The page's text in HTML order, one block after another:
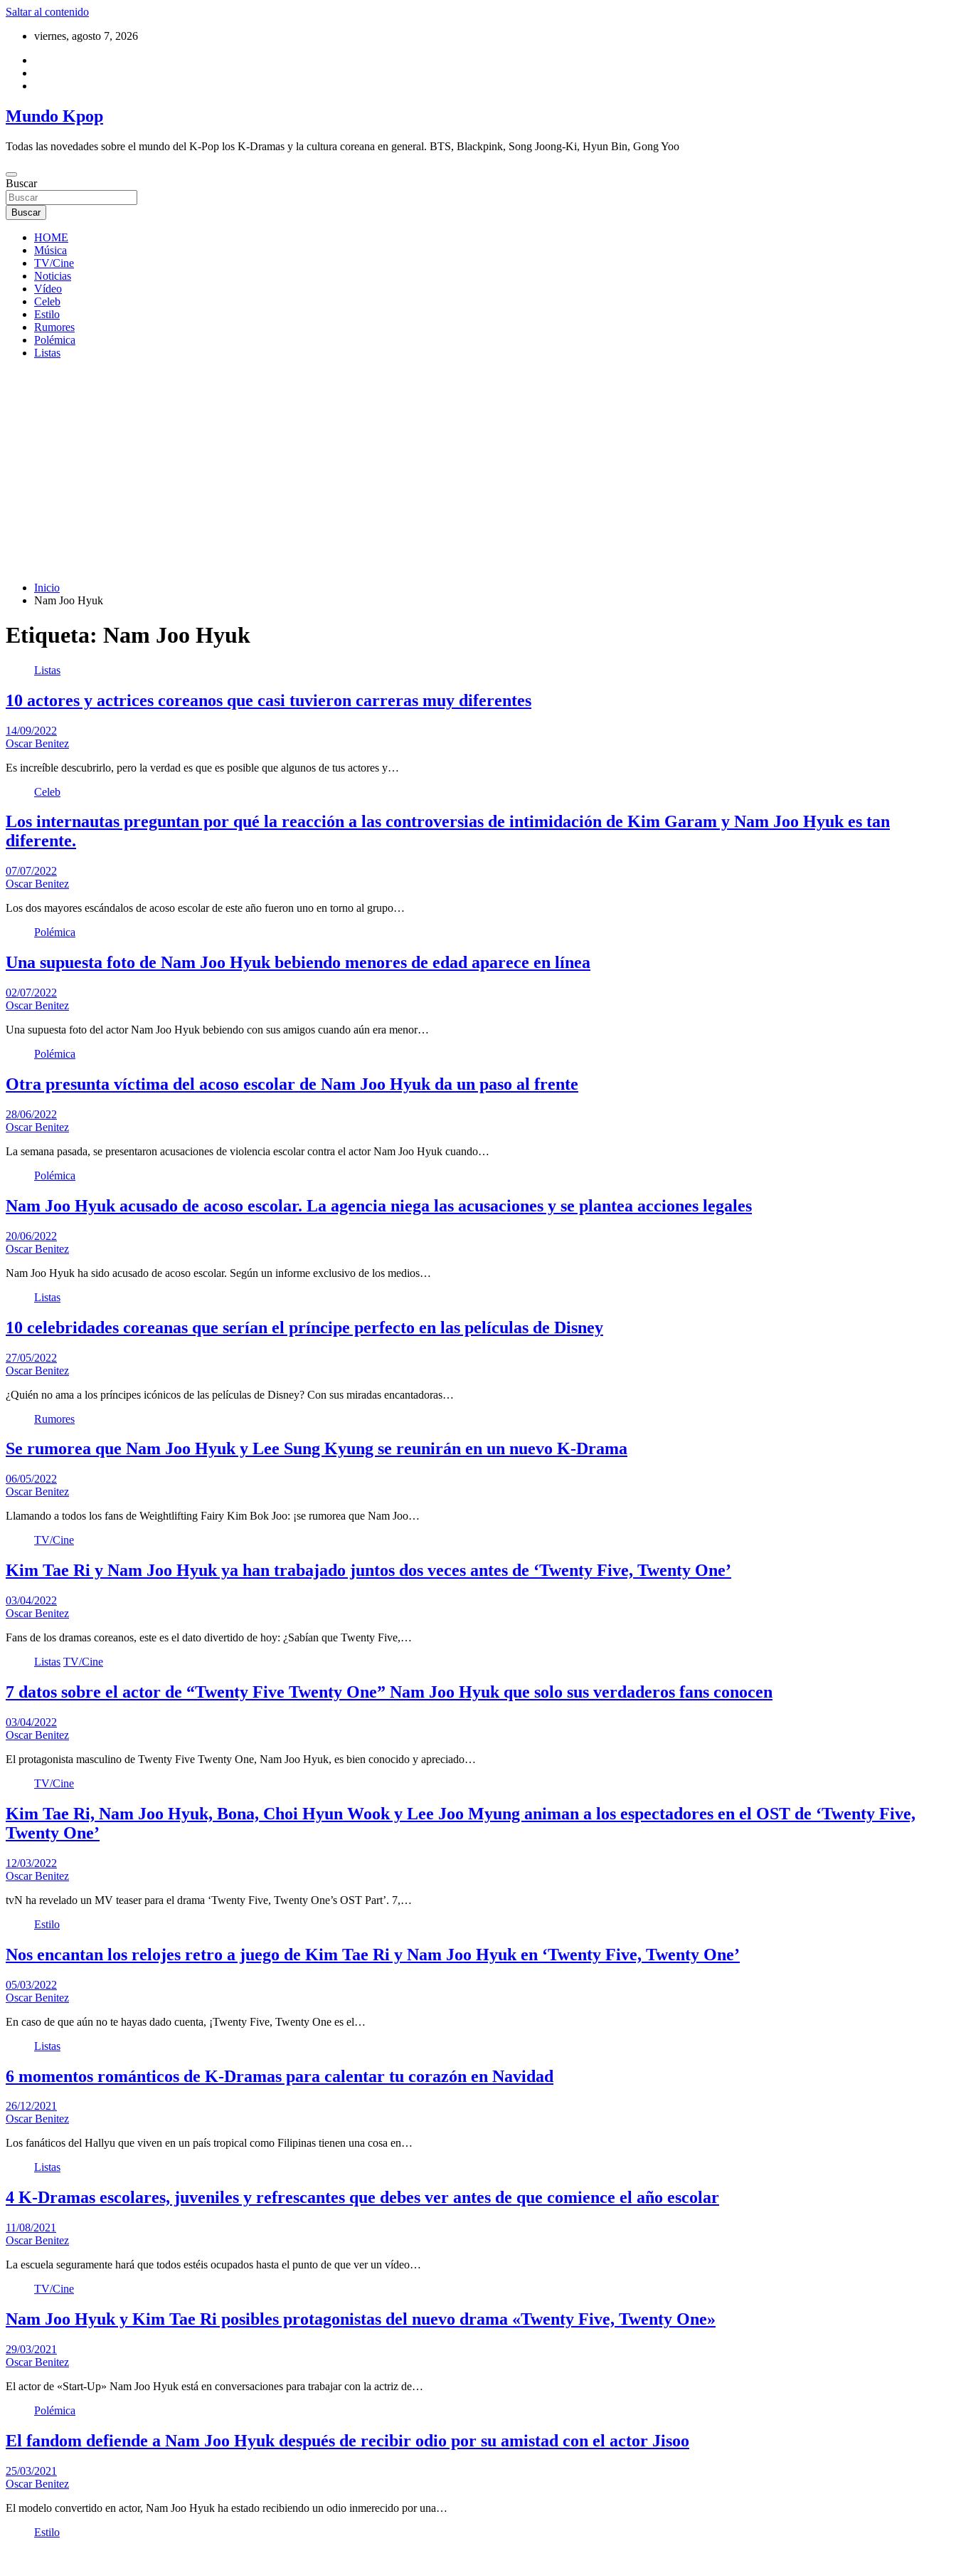
Saltar al contenido
viernes, agosto 7, 2026
Mundo Kpop
Todas las novedades sobre el mundo del K-Pop los K-Dramas y la cultura coreana en general. BTS, Blackpink, Song Joong-Ki, Hyun Bin, Gong Yoo
Buscar
Buscar
HOME
Música
TV/Cine
Noticias
Vídeo
Celeb
Estilo
Rumores
Polémica
Listas
Inicio
Nam Joo Hyuk
Etiqueta: Nam Joo Hyuk
Listas
10 actores y actrices coreanos que casi tuvieron carreras muy diferentes
14/09/2022
Oscar Benitez
Es increíble descubrirlo, pero la verdad es que es posible que algunos de tus actores y…
Celeb
Los internautas preguntan por qué la reacción a las controversias de intimidación de Kim Garam y Nam Joo Hyuk es tan
diferente.
07/07/2022
Oscar Benitez
Los dos mayores escándalos de acoso escolar de este año fueron uno en torno al grupo…
Polémica
Una supuesta foto de Nam Joo Hyuk bebiendo menores de edad aparece en línea
02/07/2022
Oscar Benitez
Una supuesta foto del actor Nam Joo Hyuk bebiendo con sus amigos cuando aún era menor…
Polémica
Otra presunta víctima del acoso escolar de Nam Joo Hyuk da un paso al frente
28/06/2022
Oscar Benitez
La semana pasada, se presentaron acusaciones de violencia escolar contra el actor Nam Joo Hyuk cuando…
Polémica
Nam Joo Hyuk acusado de acoso escolar. La agencia niega las acusaciones y se plantea acciones legales
20/06/2022
Oscar Benitez
Nam Joo Hyuk ha sido acusado de acoso escolar. Según un informe exclusivo de los medios…
Listas
10 celebridades coreanas que serían el príncipe perfecto en las películas de Disney
27/05/2022
Oscar Benitez
¿Quién no ama a los príncipes icónicos de las películas de Disney? Con sus miradas encantadoras…
Rumores
Se rumorea que Nam Joo Hyuk y Lee Sung Kyung se reunirán en un nuevo K-Drama
06/05/2022
Oscar Benitez
Llamando a todos los fans de Weightlifting Fairy Kim Bok Joo: ¡se rumorea que Nam Joo…
TV/Cine
Kim Tae Ri y Nam Joo Hyuk ya han trabajado juntos dos veces antes de ‘Twenty Five, Twenty One’
03/04/2022
Oscar Benitez
Fans de los dramas coreanos, este es el dato divertido de hoy: ¿Sabían que Twenty Five,…
Listas TV/Cine
7 datos sobre el actor de “Twenty Five Twenty One” Nam Joo Hyuk que solo sus verdaderos fans conocen
03/04/2022
Oscar Benitez
El protagonista masculino de Twenty Five Twenty One, Nam Joo Hyuk, es bien conocido y apreciado…
TV/Cine
Kim Tae Ri, Nam Joo Hyuk, Bona, Choi Hyun Wook y Lee Joo Myung animan a los espectadores en el OST de ‘Twenty Five,
Twenty One’
12/03/2022
Oscar Benitez
tvN ha revelado un MV teaser para el drama ‘Twenty Five, Twenty One’s OST Part’. 7,…
Estilo
Nos encantan los relojes retro a juego de Kim Tae Ri y Nam Joo Hyuk en ‘Twenty Five, Twenty One’
05/03/2022
Oscar Benitez
En caso de que aún no te hayas dado cuenta, ¡Twenty Five, Twenty One es el…
Listas
6 momentos románticos de K-Dramas para calentar tu corazón en Navidad
26/12/2021
Oscar Benitez
Los fanáticos del Hallyu que viven en un país tropical como Filipinas tienen una cosa en…
Listas
4 K-Dramas escolares, juveniles y refrescantes que debes ver antes de que comience el año escolar
11/08/2021
Oscar Benitez
La escuela seguramente hará que todos estéis ocupados hasta el punto de que ver un vídeo…
TV/Cine
Nam Joo Hyuk y Kim Tae Ri posibles protagonistas del nuevo drama «Twenty Five, Twenty One»
29/03/2021
Oscar Benitez
El actor de «Start-Up» Nam Joo Hyuk está en conversaciones para trabajar con la actriz de…
Polémica
El fandom defiende a Nam Joo Hyuk después de recibir odio por su amistad con el actor Jisoo
25/03/2021
Oscar Benitez
El modelo convertido en actor, Nam Joo Hyuk ha estado recibiendo un odio inmerecido por una…
Estilo